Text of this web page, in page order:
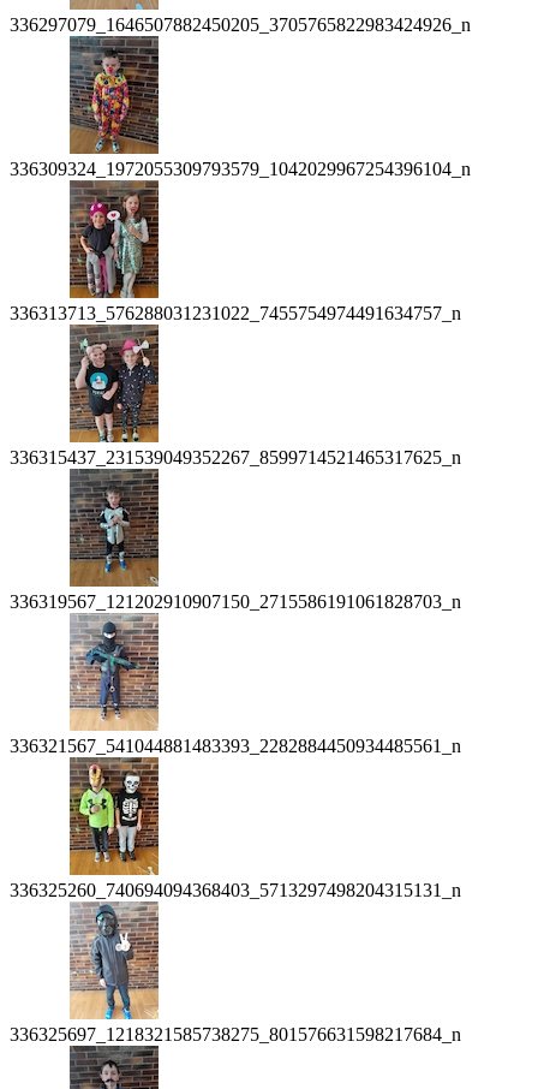
336297079_1646507882450205_3705765822983424926_n
336309324_1972055309793579_1042029967254396104_n
336313713_576288031231022_7455754974491634757_n
336315437_231539049352267_8599714521465317625_n
336319567_121202910907150_2715586191061828703_n
336321567_541044881483393_2282884450934485561_n
336325260_740694094368403_5713297498204315131_n
336325697_1218321585738275_801576631598217684_n